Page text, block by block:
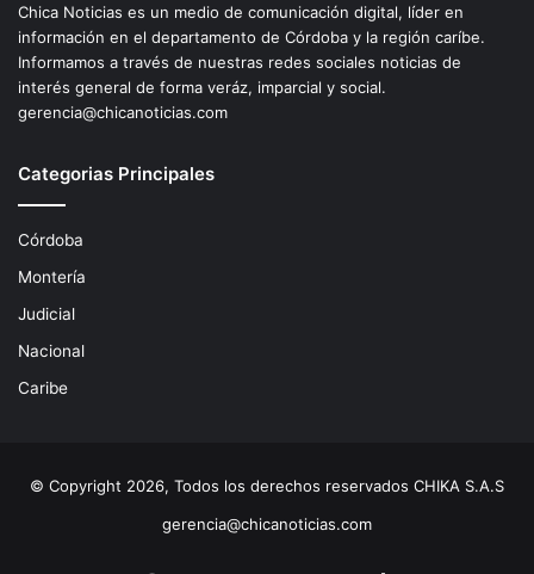
Chica Noticias es un medio de comunicación digital, líder en
información en el departamento de Córdoba y la región caríbe.
Informamos a través de nuestras redes sociales noticias de
interés general de forma veráz, imparcial y social.
gerencia@chicanoticias.com
Categorias Principales
Córdoba
Montería
Judicial
Nacional
Caribe
© Copyright 2026, Todos los derechos reservados CHIKA S.A.S
gerencia@chicanoticias.com